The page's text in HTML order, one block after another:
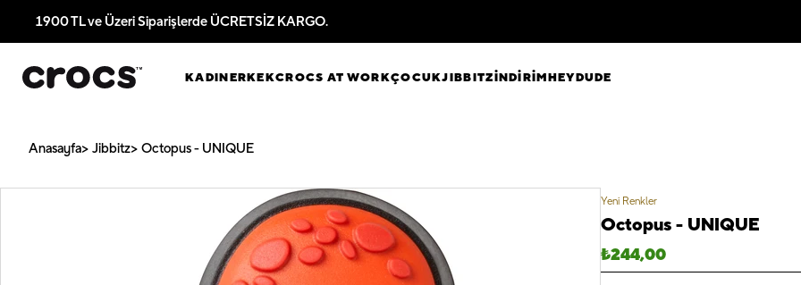
1900 TL ve Üzeri Siparişlerde ÜCRETSİZ KARGO.
KADINERKEKCROCS AT WORKÇOCUKJIBBITZİNDİRİMHEYDUDE
Anasayfa Jibbitz Octopus - UNIQUE
Yeni Renkler
Octopus - UNIQUE
₺244,00